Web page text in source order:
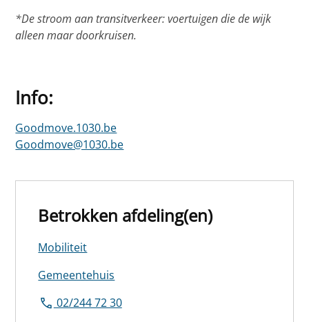
*De stroom aan transitverkeer: voertuigen die de wijk
alleen maar doorkruisen.
Info:
Goodmove.1030.be
Goodmove@1030.be
Betrokken afdeling(en)
Mobiliteit
Gemeentehuis
02/244 72 30